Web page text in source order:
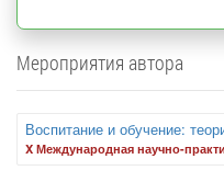
Мероприятия автора
Воспитание и обучение:
X Международная научно-